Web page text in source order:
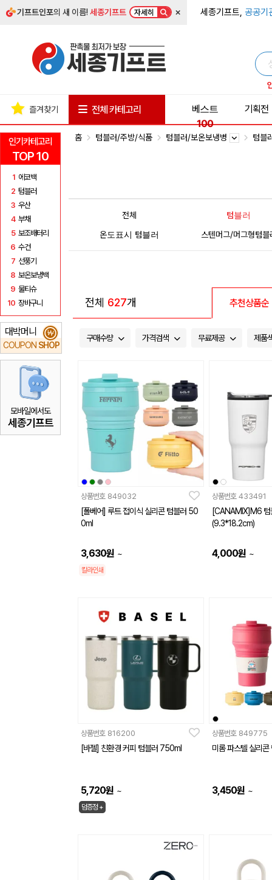
기프트인포의 새 이름!세종기프트 자세히 × 세종기프트, 공공기
인기카테고리
TOP 10
1 에코백
2 텀블러
3 우산
4 부채
5 보조배터리
6 수건
7 선풍기
8 보온보냉백
9 물티슈
10 장바구니
대박머니
COUPON SHOP
₩
모바일에서도
세종기프트
즐겨찾기 전체 카테고리
베스트
100
기획전
홈 텀블러/주방/식품 텀블러/보온보냉병 텀블
전체
텀블러
온도표시 텀블러
스텐머그/머그형텀블
전체 627개 추천상품순
구매수량 가격검색 무료제공 제품
상품번호 849032
[폴베어] 루트 접이식 실리콘 텀블러 50
0ml
3,630원 ~
칼라인쇄
상품번호 433491
[CANAMIX]M6
(9.3*18.2cm)
4,000원 ~
상품번호 816200
[바젤] 친환경 커피 텀블러 750ml
5,720원 ~
덤증정 +
상품번호 849775
미롬 파스텔 실리
3,450원 ~